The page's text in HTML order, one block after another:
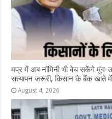
मप्र में अब नॉमिनी भी बेच सकेंगे मूंग-
सत्यापन जरूरी, किसान के बैंक खाते में
August 4, 2026